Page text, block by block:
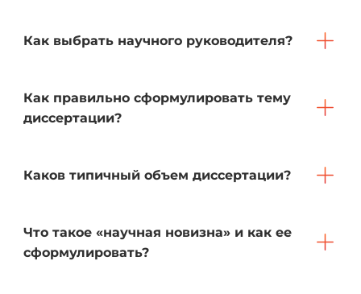
Как выбрать научного руководителя?
Как правильно сформулировать тему
диссертации?
Каков типичный объем диссертации?
Что такое «научная новизна» и как ее
сформулировать?